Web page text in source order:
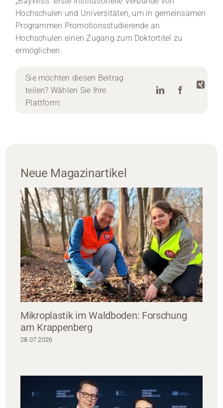
Hochschulen und Universitäten, um in gemeinsamen
Programmen Promotionsstudierende an
Hochschulen einen Zugang zum Doktortitel zu
ermöglichen.
Sie möchten diesen Beitrag
teilen? Wählen Sie Ihre
Plattform:
Neue Magazinartikel
Mikroplastik im Waldboden: Forschung
am Krappenberg
28.07.2026